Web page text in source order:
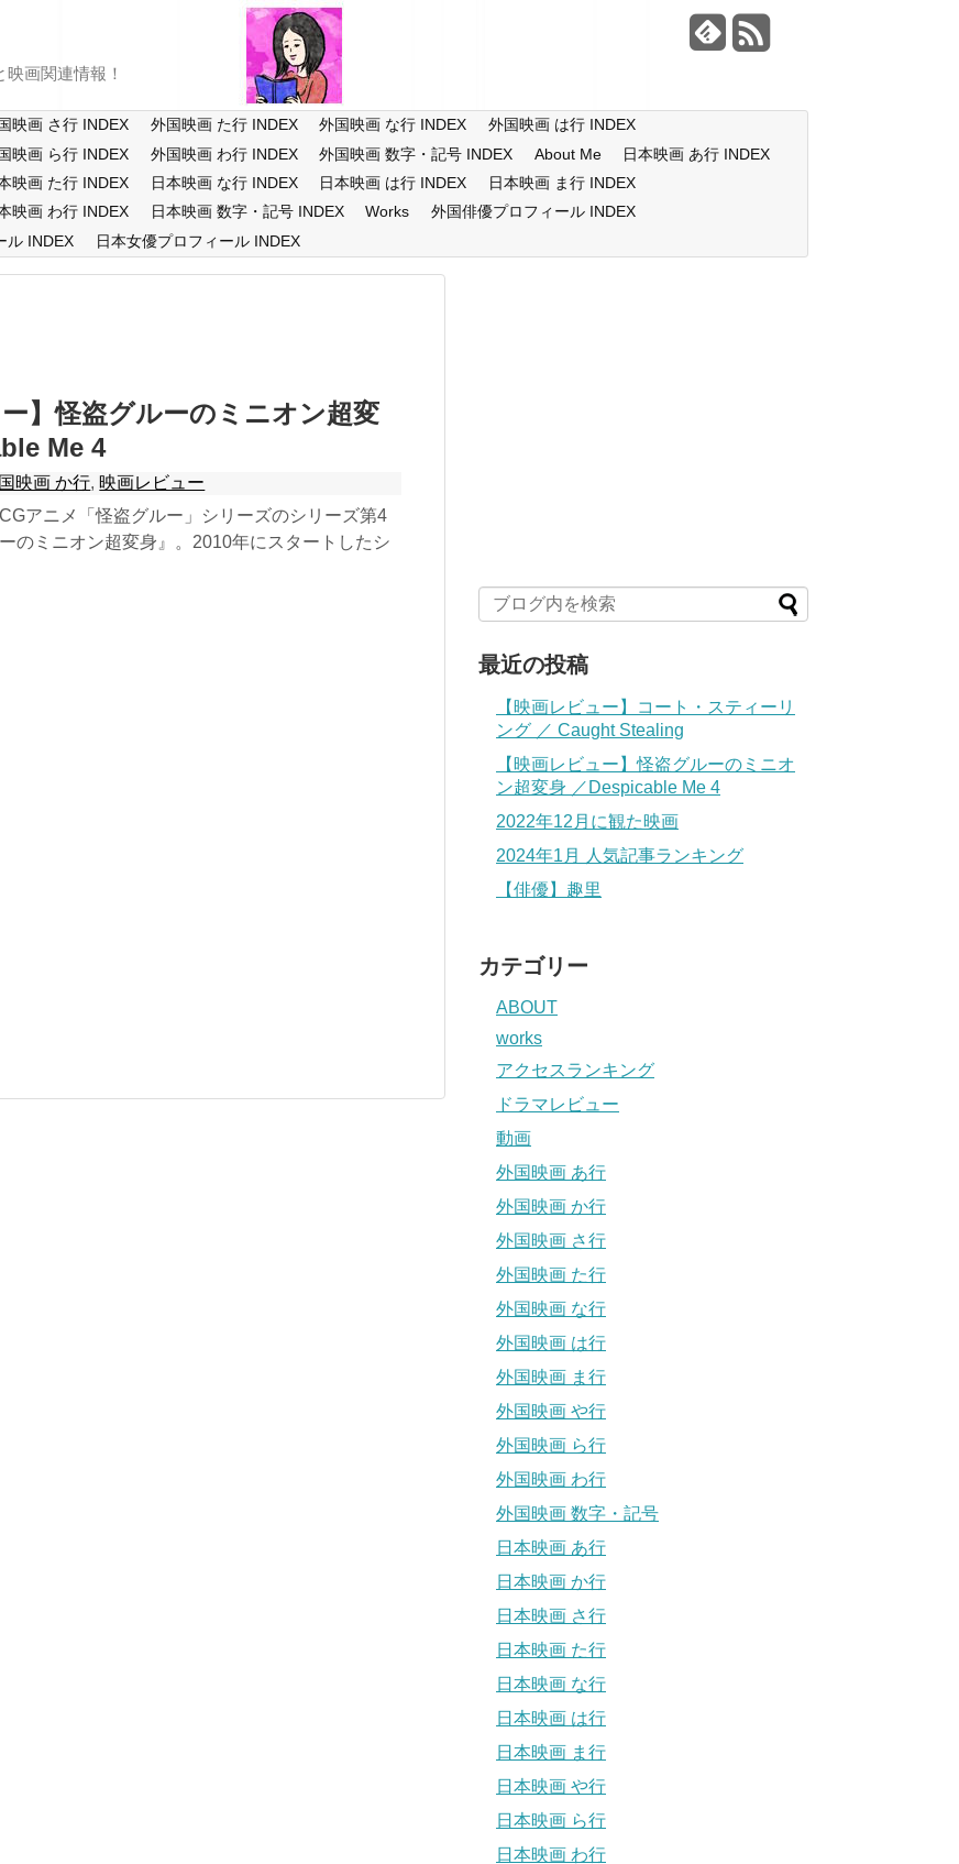
画関連情報！
映画 さ行 INDEX 外国映画 た行 INDEX 外国映画 な行 INDEX
外国映画 は行 INDEX
映画 ら行 INDEX 外国映画 わ行 INDEX 外国映画 数字・記号 INDEX About Me
日本映画 あ行 INDEX
映画 た行 INDEX 日本映画 な行 INDEX 日本映画 は行 INDEX
日本映画 ま行 INDEX
映画 わ行 INDEX 日本映画 数字・記号 INDEX Works
外国俳優プロフィール INDEX
ル INDEX 日本女優プロフィール INDEX
ー】怪盗グルーのミニオン超変
Me 4
映画 か行, 映画レビュー
アニメ「怪盗グルー」シリーズのシリーズ第4
のミニオン超変身』。2010年にスタートしたシ
最近の投稿
【映画レビュー】コート・スティーリ
ング ／ Caught Stealing
【映画レビュー】怪盗グルーのミニオ
ン超変身 ／Despicable Me 4
2022年12月に観た映画
2024年1月 人気記事ランキング
【俳優】趣里
カテゴリー
ABOUT
works
アクセスランキング
ドラマレビュー
動画
外国映画 あ行
外国映画 か行
外国映画 さ行
外国映画 た行
外国映画 な行
外国映画 は行
外国映画 ま行
外国映画 や行
外国映画 ら行
外国映画 わ行
外国映画 数字・記号
日本映画 あ行
日本映画 か行
日本映画 さ行
日本映画 た行
日本映画 な行
日本映画 は行
日本映画 ま行
日本映画 や行
日本映画 ら行
日本映画 わ行